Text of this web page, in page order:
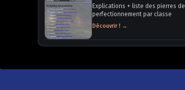
Explications + liste des pierres de
perfectionnement par classe
Découvrir ! →